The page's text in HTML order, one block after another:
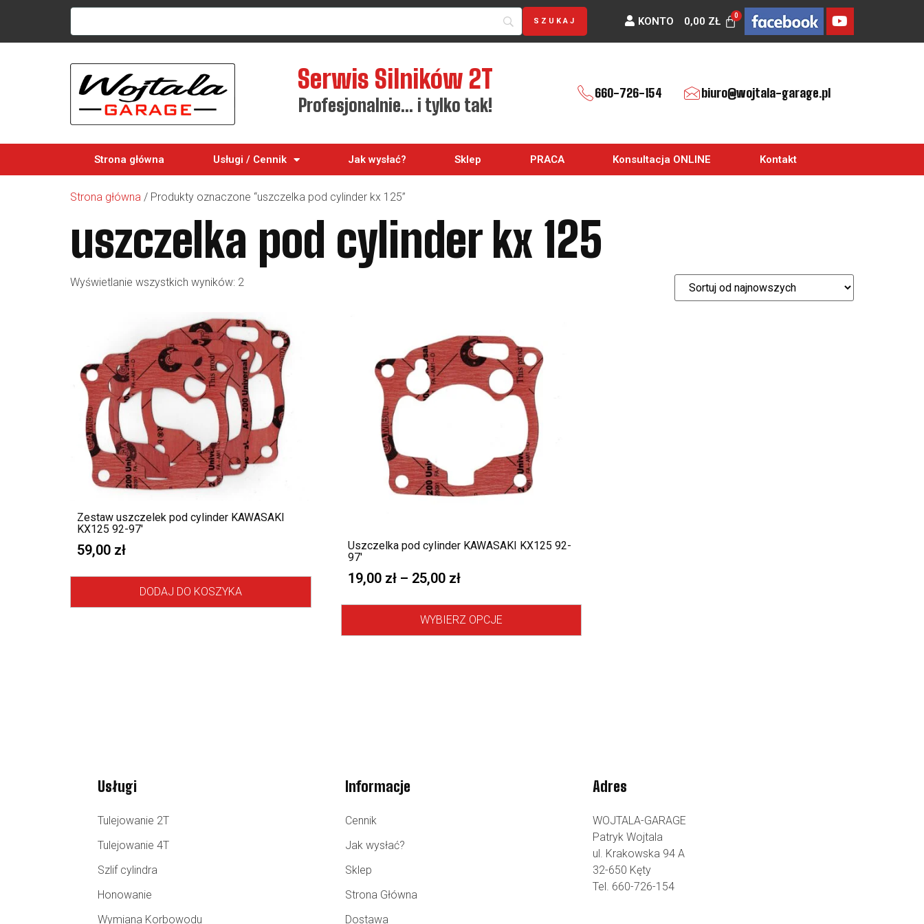
KONTO 0,00 ZŁ
Serwis Silników 2T
Profesjonalnie… i tylko tak!
660-726-154 biuro@wojtala-garage.pl
Strona główna Usługi / Cennik Jak wysłać? Sklep PRACA Konsultacja ONLINE Kontakt
Strona główna / Produkty oznaczone “uszczelka pod cylinder kx 125”
uszczelka pod cylinder kx 125
Wyświetlanie wszystkich wyników: 2
Zestaw uszczelek pod cylinder KAWASAKI
KX125 92-97′
59,00 zł
DODAJ DO KOSZYKA
Uszczelka pod cylinder KAWASAKI KX125 92-
97′
19,00 zł – 25,00 zł
WYBIERZ OPCJE
Usługi
Tulejowanie 2T
Tulejowanie 4T
Szlif cylindra
Honowanie
Wymiana Korbowodu
Informacje
Cennik
Jak wysłać?
Sklep
Strona Główna
Dostawa
Adres
WOJTALA-GARAGE
Patryk Wojtala
ul. Krakowska 94 A
32-650 Kęty
Tel. 660-726-154